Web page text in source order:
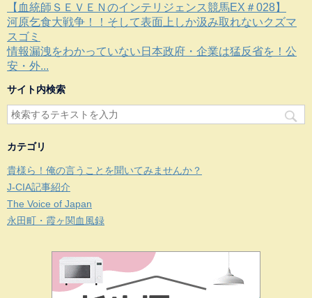
【血統師ＳＥＶＥＮのインテリジェンス競馬EX＃028】
河原乞食大戦争！！そして表面上しか汲み取れないクズマ
スゴミ
情報漏洩をわかっていない日本政府・企業は猛反省を！公
安・外...
サイト内検索
カテゴリ
貴様ら！俺の言うことを聞いてみませんか？
J-CIA記事紹介
The Voice of Japan
永田町・霞ヶ関血風録